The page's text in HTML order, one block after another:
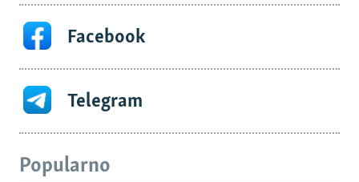
Facebook
Telegram
Popularno